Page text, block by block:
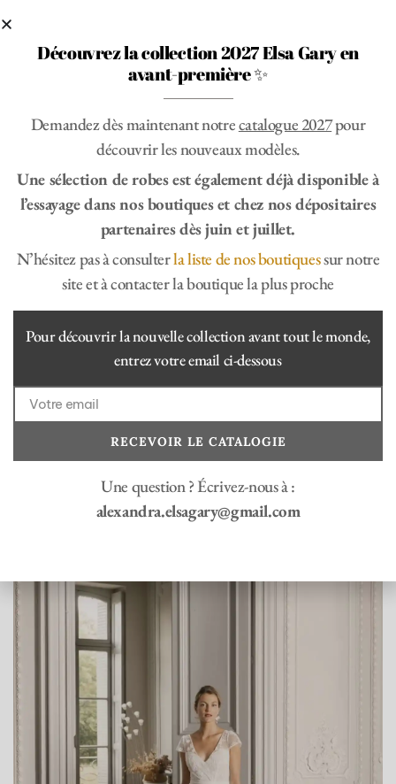
Jade
Catégorie :Bohème
Pour une mariée bohème et naturelle, la forme fluide de la
mousseline accentue la silhouette. Le décolleté en V est orné
de dentelle délicate et de broderies florales, ajoutant une
touche de sophistication. Les manches courtes en dentelle
transparente renforcent le style léger et aérien de la robe. Le
dos est particulièrement séduisant, avec une grande
ouverture se terminant par une ceinture en mousseline.
Toute la collection bohème
Nos boutiques en France
Prendre RDV
Découvrez la collection 2027 Elsa Gary en
avant-première ✨
Demandez dès maintenant notrecatalogue 2027pour
découvrir les nouveaux modèles.
Une sélection de robes est également déjà disponible à
l’essayage dans nos boutiques et chez nos dépositaires
partenaires dès juin et juillet.
N’hésitez pas à consulterla liste de nos boutiquessur notre
site et à contacter la boutique la plus proche
Pour découvrir la nouvelle collection avant tout le monde,
entrez votre email ci-dessous
RECEVOIR LE CATALOGIE
Une question ? Écrivez-nous à :
alexandra.elsagary@gmail.com